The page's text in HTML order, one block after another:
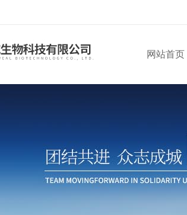
网站首页